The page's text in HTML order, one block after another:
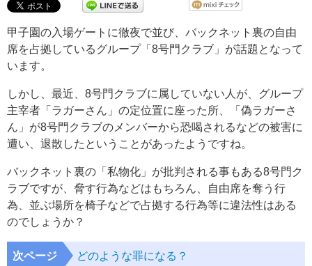
甲子園の入場ゲートに徹夜で並び、バックネット裏の自由
席を占拠しているグループ「8号門クラブ」が話題となって
います。
しかし、最近、8号門クラブに属していない人が、グループ
主宰者「ラガーさん」の定位置に座った所、「偽ラガーさ
ん」が8号門クラブのメンバーから恐喝されるなどの被害に
遭い、退散したということがあったようですね。
バックネット裏の「私物化」が批判される事もある8号門ク
ラブですが、脅す行為などはもちろん、自由席を奪う行
為、並ぶ場所を椅子などで占拠する行為等に違法性はある
のでしょうか？
次ページ どのような罪になる？